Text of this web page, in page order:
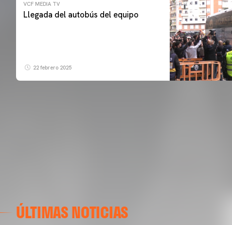
VCF MEDIA TV
Llegada del autobús del equipo
22 febrero 2025
ÚLTIMAS NOTICIAS